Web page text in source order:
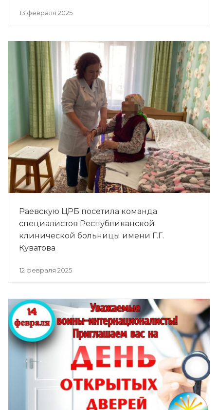
13 февраля 2025
Раевскую ЦРБ посетила команда
специалистов Республиканской
клинической больницы имени Г.Г.
Куватова
12 февраля 2025